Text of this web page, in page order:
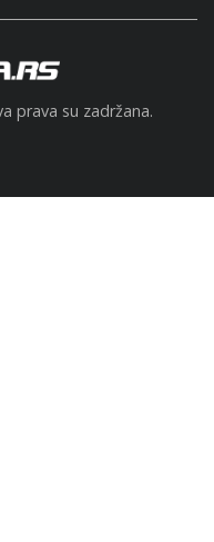
prava su zadržana.